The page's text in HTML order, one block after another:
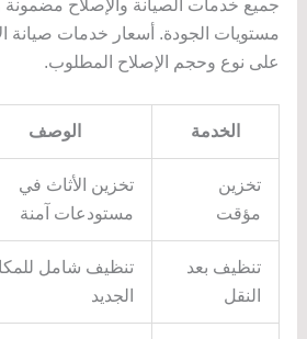
جميع خدمات الصيانة والإصلاح مضمونة
مستويات الجودة. أسعار خدمات صيانة
على نوع وحجم الإصلاح المطلوب.
الخدمة الوصف
تخزين
مؤقت
تخزين الأثاث في
مستودعات آمنة
تنظيف بعد
النقل
تنظيف شامل
الجديد